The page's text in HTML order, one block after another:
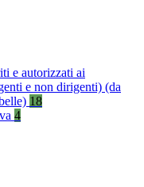
e autorizzati ai
e non dirigenti) (da
18
4